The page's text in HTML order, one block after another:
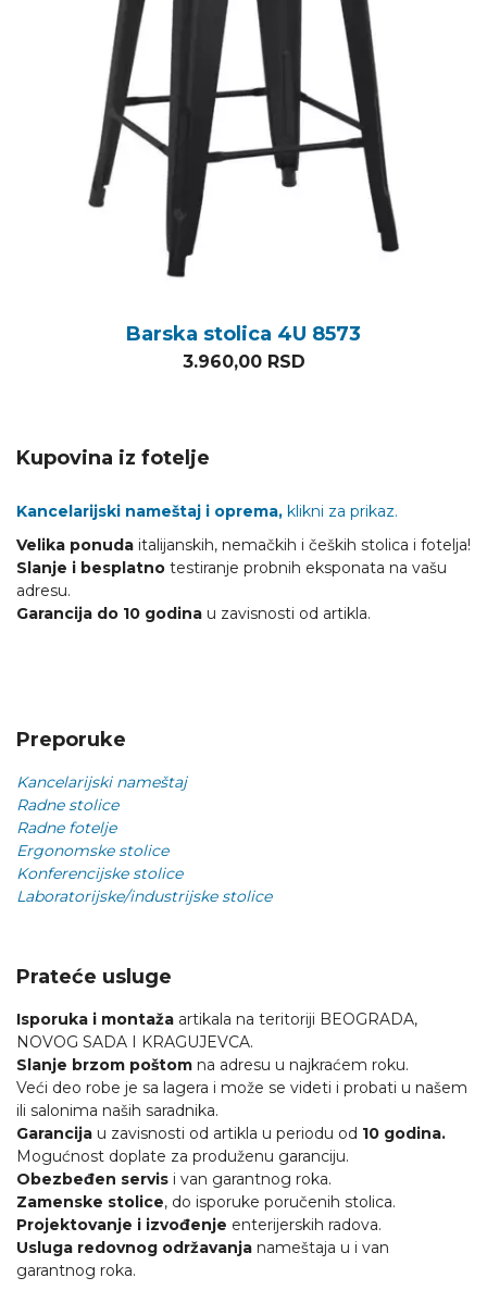
Barska stolica 4U 8573
3.960,00 RSD
Kupovina iz fotelje
Kancelarijski nameštaj i oprema, klikni za prikaz.
Velika ponuda italijanskih, nemačkih i čeških stolica i fotelja!
Slanje i besplatno testiranje probnih eksponata na vašu
adresu.
Garancija do 10 godina u zavisnosti od artikla.
Preporuke
Kancelarijski nameštaj
Radne stolice
Radne fotelje
Ergonomske stolice
Konferencijske stolice
Laboratorijske/industrijske stolice
Prateće usluge
Isporuka i montaža artikala na teritoriji BEOGRADA,
NOVOG SADA I KRAGUJEVCA.
Slanje brzom poštom na adresu u najkraćem roku.
Veći deo robe je sa lagera i može se videti i probati u našem
ili salonima naših saradnika.
Garancija u zavisnosti od artikla u periodu od 10 godina.
Mogućnost doplate za produženu garanciju.
Obezbeđen servis i van garantnog roka.
Zamenske stolice, do isporuke poručenih stolica.
Projektovanje i izvođenje enterijerskih radova.
Usluga redovnog održavanja nameštaja u i van
garantnog roka.